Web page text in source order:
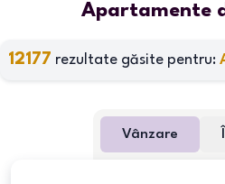
Apartamente
12177 rezultate găsite pentru:
Vânzare